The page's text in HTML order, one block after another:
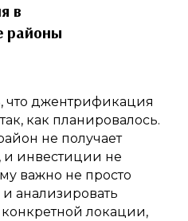
в
районы
что джентрификация
как планировалось.
не получает
и инвестиции не
важно не просто
анализировать
локации,